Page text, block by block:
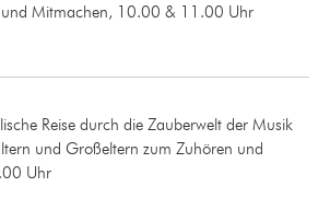
Mitmachen, 10.00 & 11.00 Uhr
Reise durch die Zauberwelt der Musik
und Großeltern zum Zuhören und
Uhr